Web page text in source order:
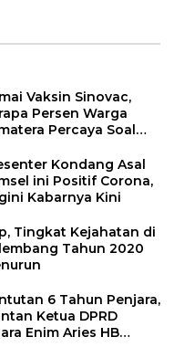
Vaksin Sinovac,
Persen Warga
Percaya Soal
Kondang Asal
ini Positif Corona,
Kabarnya Kini
Tingkat Kejahatan di
Tahun 2020
6 Tahun Penjara,
Ketua DPRD
Enim Aries HB